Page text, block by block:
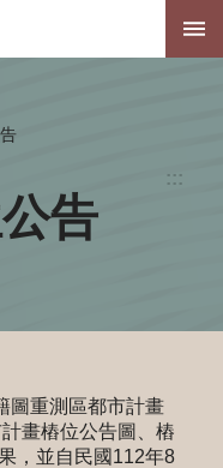
:::
告
圖重測區都市計畫
畫樁位公告圖、樁
，並自民國112年8